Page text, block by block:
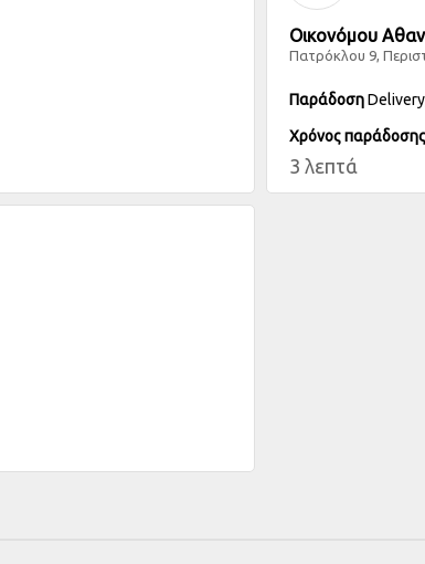
Οικονόμου
Πατρόκλου 9,
Παράδοση
Χρόνος παράδοσης
3 λεπτά